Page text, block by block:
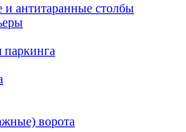
антитаранные столбы
паркинга
ворота